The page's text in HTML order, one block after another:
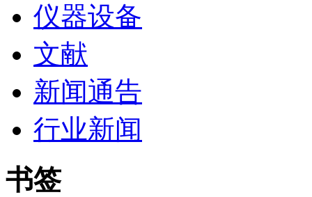
仪器设备
文献
新闻通告
行业新闻
书签